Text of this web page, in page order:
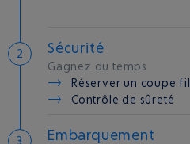
Sécurité
Gagnez du temps
Réserver un coupe
Contrôle de sûreté
Embarquement